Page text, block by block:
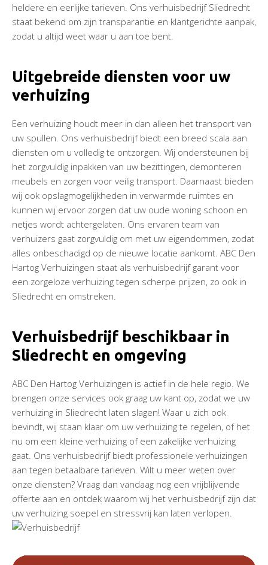
heldere en eerlijke tarieven. Ons verhuisbedrijf Sliedrecht
staat bekend om zijn transparantie en klantgerichte aanpak,
zodat u altijd weet waar u aan toe bent.
Uitgebreide diensten voor uw
verhuizing
Een verhuizing houdt meer in dan alleen het transport van
uw spullen. Ons verhuisbedrijf biedt een breed scala aan
diensten om u volledig te ontzorgen. Wij ondersteunen bij
het zorgvuldig inpakken van uw bezittingen, demonteren
meubels en zorgen voor veilig transport. Daarnaast bieden
wij ook opslagmogelijkheden in verwarmde ruimtes en
kunnen wij ervoor zorgen dat uw oude woning schoon en
netjes wordt achtergelaten. Ons ervaren team van
verhuizers gaat zorgvuldig om met uw eigendommen, zodat
alles onbeschadigd op de nieuwe locatie aankomt. ABC Den
Hartog Verhuizingen staat als verhuisbedrijf garant voor
een zorgeloze verhuizing tegen scherpe prijzen, zo ook in
Sliedrecht en omstreken.
Verhuisbedrijf beschikbaar in
Sliedrecht en omgeving
ABC Den Hartog Verhuizingen is actief in de hele regio. We
brengen onze services ook graag uw kant op, zodat we uw
verhuizing in Sliedrecht laten slagen! Waar u zich ook
bevindt, wij staan klaar om uw verhuizing te regelen, of het
nu om een kleine verhuizing of een zakelijke verhuizing
gaat. Ons verhuisbedrijf biedt professionele verhuizingen
aan tegen betaalbare tarieven. Wilt u meer weten over
onze diensten? Vraag dan vandaag nog een vrijblijvende
offerte aan en ontdek waarom wij het verhuisbedrijf zijn dat
uw verhuizing soepel en stressvrij kan laten verlopen.